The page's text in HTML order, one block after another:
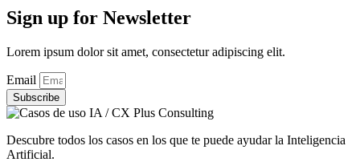
Sign up for Newsletter
Lorem ipsum dolor sit amet, consectetur adipiscing elit.
Email
Subscribe
Descubre todos los casos en los que te puede ayudar la Inteligencia
Artificial.